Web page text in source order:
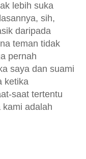
lebih suka
sih,
daripada
teman tidak
pernah
saya dan suami
ketika
saat tertentu
adalah